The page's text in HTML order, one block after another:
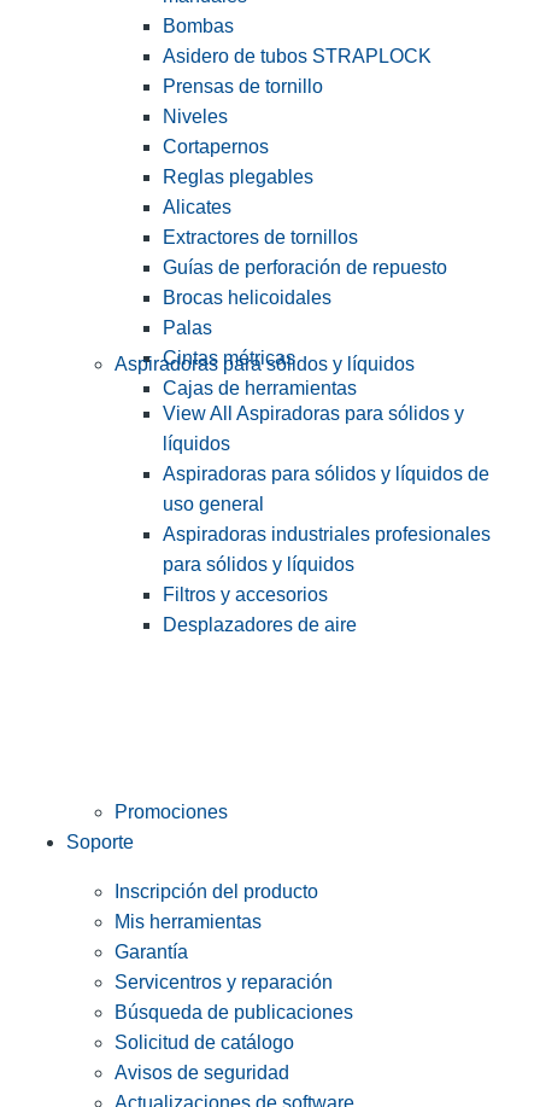
Bombas
Asidero de tubos STRAPLOCK
Prensas de tornillo
Niveles
Cortapernos
Reglas plegables
Alicates
Extractores de tornillos
Guías de perforación de repuesto
Brocas helicoidales
Palas
Cintas métricas
Cajas de herramientas
Aspiradoras para sólidos y líquidos
View All Aspiradoras para sólidos y
líquidos
Aspiradoras para sólidos y líquidos de
uso general
Aspiradoras industriales profesionales
para sólidos y líquidos
Filtros y accesorios
Desplazadores de aire
Promociones
Soporte
Inscripción del producto
Mis herramientas
Garantía
Servicentros y reparación
Búsqueda de publicaciones
Solicitud de catálogo
Avisos de seguridad